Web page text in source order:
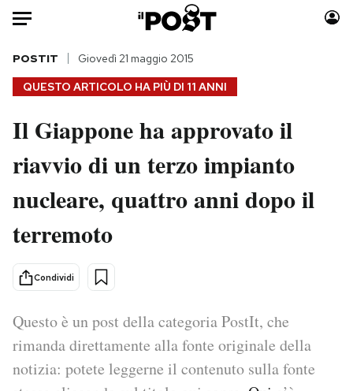
Auto
HOME
Italia
Politica
Tecnologia
Scienza
Cultura
Economia
Sport
Moda
Consumismi
Storie/Idee
Mondiali calcio 2026
PODCAST
QUESTO ARTICOLO HA PIÙ DI 11 ANNI
POSTIT Giovedì 21 maggio 2015
Il Giappone ha approvato il
riavvio di un terzo impianto
nucleare, quattro anni dopo il
terremoto
Condividi
Questo è un post della categoria PostIt, che
rimanda direttamente alla fonte originale della
notizia: potete leggerne il contenuto sulla fonte